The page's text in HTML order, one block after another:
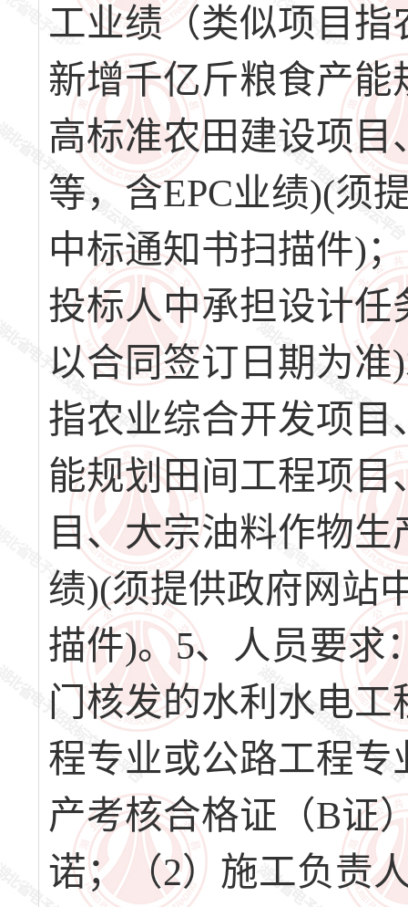
工业绩（类似项目
新增千亿斤粮食产
高标准农田建设项
等，含EPC业绩)(须
中标通知书扫描件)
投标人中承担设计任
以合同签订日期为
指农业综合开发项
能规划田间工程项
目、大宗油料作物
绩)(须提供政府网站
描件)。5、人员要求
门核发的水利水电
程专业或公路工程
产考核合格证（B证
诺；（2）施工负责